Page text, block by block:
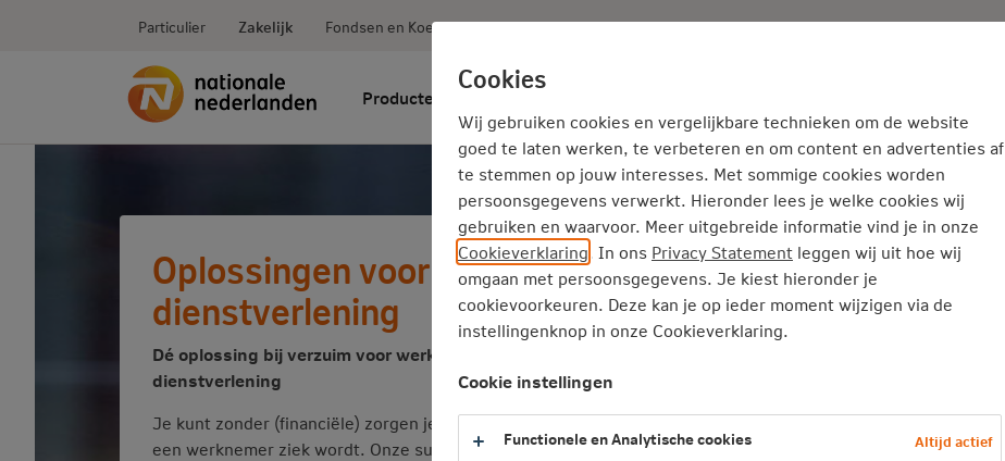
Particulier Zakelijk Fondsen en Koersen Adviseur Nieuws
Producten Thema's
Oplossingen voor de zakelijke
dienstverlening
Dé oplossing bij verzuim voor werkgevers in de zakelijke
dienstverlening
Je kunt zonder (financiële) zorgen je organisatie leiden, ook als
een werknemer ziek wordt. Onze support heb je.
Cookies
Wij gebruiken cookies en vergelijkbare technieken om de website
goed te laten werken, te verbeteren en om content en advertenties af
te stemmen op jouw interesses. Met sommige cookies worden
persoonsgegevens verwerkt. Hieronder lees je welke cookies wij
gebruiken en waarvoor. Meer uitgebreide informatie vind je in onze
Cookieverklaring. In ons Privacy Statement leggen wij uit hoe wij
omgaan met persoonsgegevens. Je kiest hieronder je
cookievoorkeuren. Deze kan je op ieder moment wijzigen via de
instellingenknop in onze Cookieverklaring.
Cookie instellingen
Functionele en Analytische cookies Altijd actief